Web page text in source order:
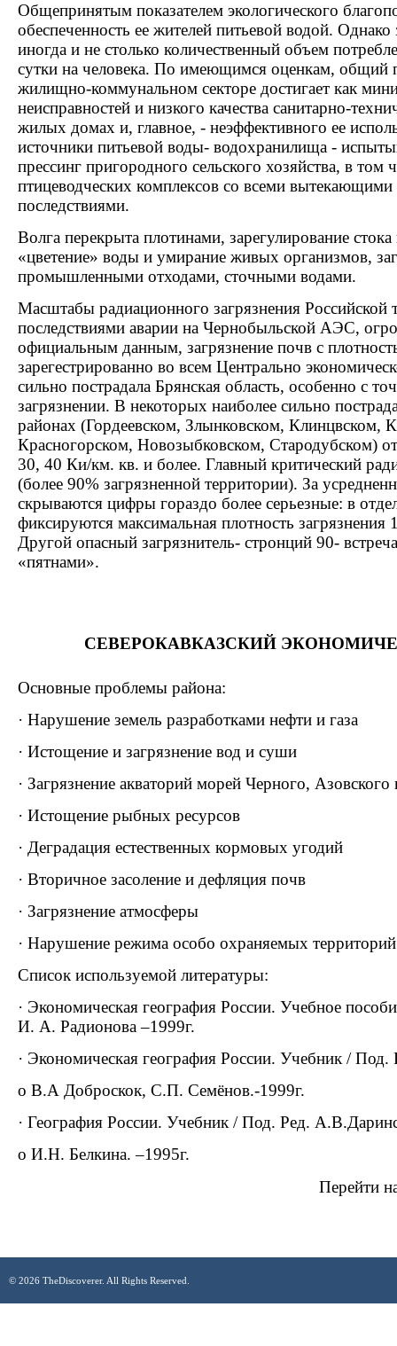
Общепринятым показателем экологического
обеспеченность ее жителей питьевой водой. Однако
иногда и не столько количественный объем
сутки на человека. По имеющимся оценкам, общий
жилищно-коммунальном секторе достигает как
неисправностей и низкого качества санитарно-
жилых домах и, главное, - неэффективного ее
источники питьевой воды- водохранилища -
прессинг пригородного сельского хозяйства, в том
птицеводческих комплексов со всеми вытекающими
последствиями.
Волга перекрыта плотинами, зарегулирование
«цветение» воды и умирание живых организмов,
промышленными отходами, сточными водами.
Масштабы радиационного загрязнения Российской
последствиями аварии на Чернобыльской АЭС,
официальным данным, загрязнение почв с
зарегестрированно во всем Центрально
сильно пострадала Брянская область, особенно с
загрязнении. В некоторых наиболее сильно
районах (Гордеевском, Злынковском, Клинцвском,
Красногорском, Новозыбковском, Стародубском)
30, 40 Ки/км. кв. и более. Главный критический
(более 90% загрязненной территории). За
скрываются цифры гораздо более серьезные: в
фиксируются максимальная плотность
Другой опасный загрязнитель- стронций 90-
«пятнами».
СЕВЕРОКАВКАЗСКИЙ
Основные проблемы района:
· Нарушение земель разработками нефти и газа
· Истощение и загрязнение вод и суши
· Загрязнение акваторий морей Черного, Азовского
· Истощение рыбных ресурсов
· Деградация естественных кормовых угодий
· Вторичное засоление и дефляция почв
· Загрязнение атмосферы
· Нарушение режима особо охраняемых
Список используемой литературы:
· Экономическая география России. Учебное
И. А. Радионова –1999г.
· Экономическая география России. Учебник /
o В.А Доброскок, С.П. Семёнов.-1999г.
· География России. Учебник / Под. Ред.
o И.Н. Белкина. –1995г.
Перейти
© 2026 TheDiscoverer. All Rights Reserved.